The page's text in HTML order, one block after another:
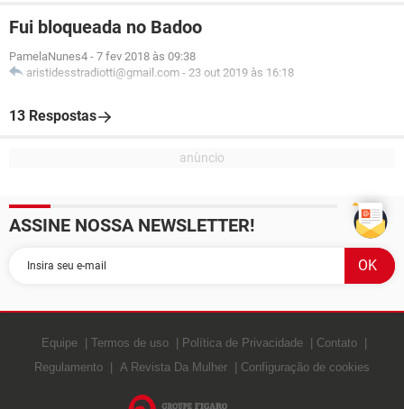
Fui bloqueada no Badoo
PamelaNunes4 - 7 fev 2018 às 09:38
aristidesstradiotti@gmail.com - 23 out 2019 às 16:18
13 Respostas
ASSINE NOSSA NEWSLETTER!
Equipe Termos de uso Política de Privacidade
Contato
Regulamento
A Revista Da Mulher Configuração de cookies